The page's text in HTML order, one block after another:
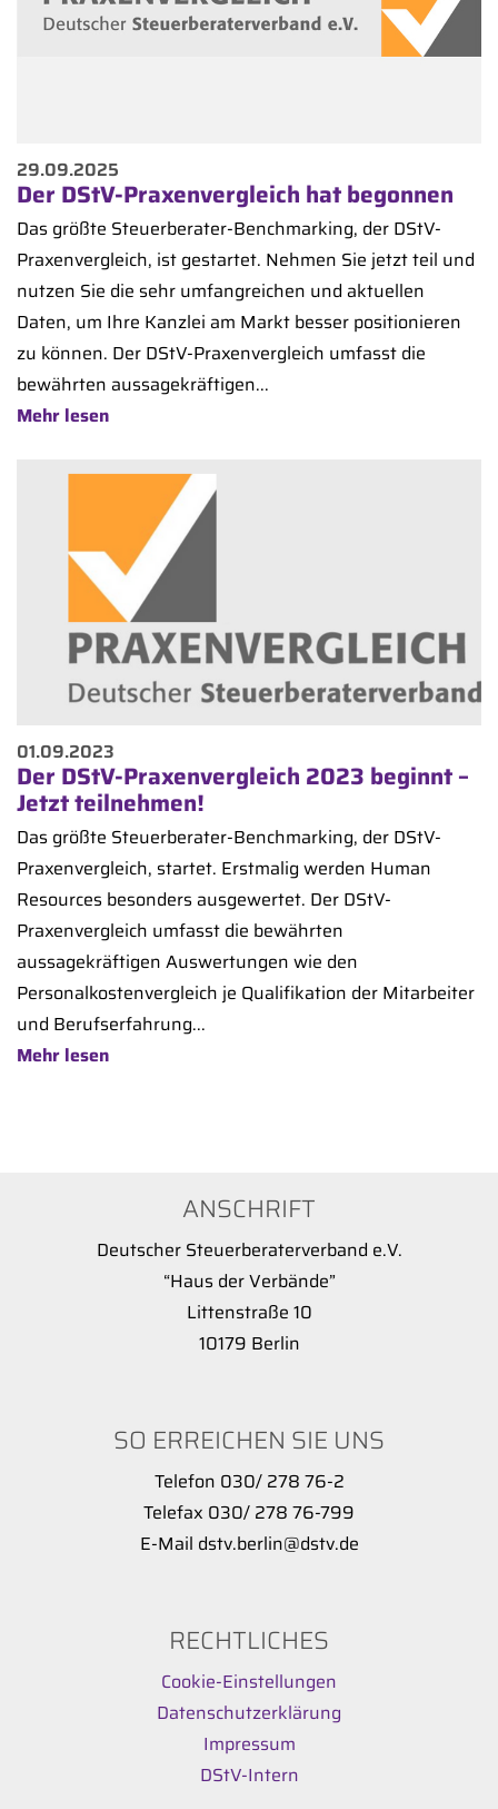
29.09.2025
Der DStV-Praxenvergleich hat begonnen
Das größte Steuerberater-Benchmarking, der DStV-
Praxenvergleich, ist gestartet. Nehmen Sie jetzt teil und
nutzen Sie die sehr umfangreichen und aktuellen
Daten, um Ihre Kanzlei am Markt besser positionieren
zu können. Der DStV-Praxenvergleich umfasst die
bewährten aussagekräftigen...
Mehr lesen
01.09.2023
Der DStV-Praxenvergleich 2023 beginnt –
Jetzt teilnehmen!
Das größte Steuerberater-Benchmarking, der DStV-
Praxenvergleich, startet. Erstmalig werden Human
Resources besonders ausgewertet. Der DStV-
Praxenvergleich umfasst die bewährten
aussagekräftigen Auswertungen wie den
Personalkostenvergleich je Qualifikation der Mitarbeiter
und Berufserfahrung...
Mehr lesen
ANSCHRIFT
Deutscher Steuerberaterverband e.V.
“Haus der Verbände”
Littenstraße 10
10179 Berlin
SO ERREICHEN SIE UNS
Telefon 030/ 278 76-2
Telefax 030/ 278 76-799
E-Mail dstv.berlin@dstv.de
RECHTLICHES
Cookie-Einstellungen
Datenschutzerklärung
Impressum
DStV-Intern